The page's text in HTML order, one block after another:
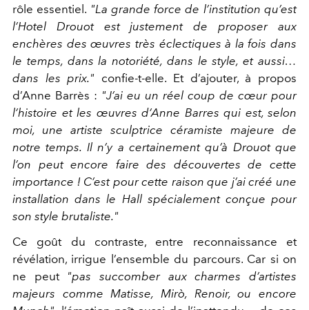
rôle essentiel. "La grande force de l’institution qu’est
l’Hotel Drouot est justement de proposer aux
enchères des œuvres très éclectiques à la fois dans
le temps, dans la notoriété, dans le style, et aussi…
dans les prix." confie-t-elle. Et d’ajouter, à propos
d’Anne Barrès : "J’ai eu un réel coup de cœur pour
l’histoire et les œuvres d’Anne Barres qui est, selon
moi, une artiste sculptrice céramiste majeure de
notre temps. Il n’y a certainement qu’à Drouot que
l’on peut encore faire des découvertes de cette
importance ! C’est pour cette raison que j’ai créé une
installation dans le Hall spécialement conçue pour
son style brutaliste."
Ce goût du contraste, entre reconnaissance et
révélation, irrigue l’ensemble du parcours. Car si on
ne peut "pas succomber aux charmes d’artistes
majeurs comme Matisse, Mirò, Renoir, ou encore